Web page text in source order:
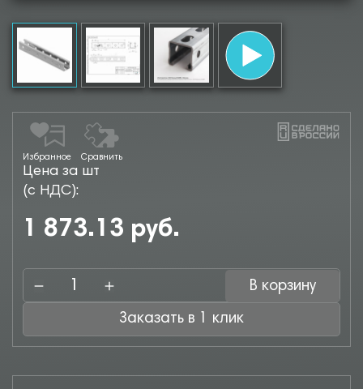
Избранное Сравнить
Цена за шт
(с НДС):
1 873.13 руб.
В корзину
Заказать в 1 клик